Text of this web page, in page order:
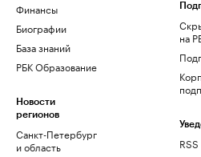
Финансы
Биографии
База знаний
РБК Образование
Новости
регионов
Санкт-Петербург
и область
на